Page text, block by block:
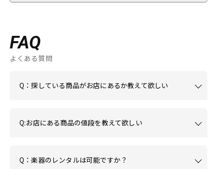
FAQ
よくある質問
Q：探している商品がお店にあるか教えて欲しい
Q:お店にある商品の値段を教えて欲しい
Q：楽器のレンタルは可能ですか？